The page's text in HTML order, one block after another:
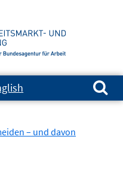
Suchen nach:
– und davon